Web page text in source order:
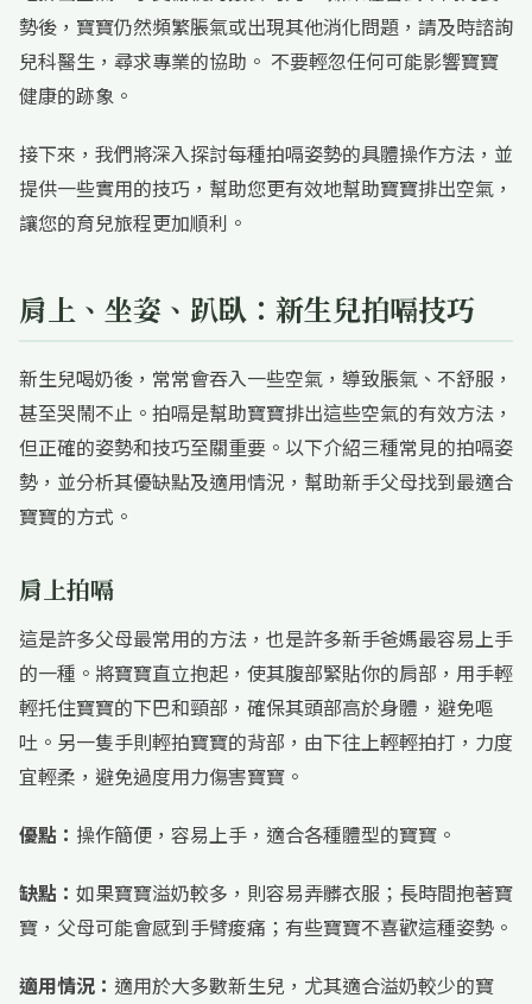
勢後，寶寶仍然頻繁脹氣或出現其他消化問題，請及時諮詢
兒科醫生，尋求專業的協助。 不要輕忽任何可能影響寶寶
健康的跡象。
接下來，我們將深入探討每種拍嗝姿勢的具體操作方法，並
提供一些實用的技巧，幫助您更有效地幫助寶寶排出空氣，
讓您的育兒旅程更加順利。
肩上、坐姿、趴臥：新生兒拍嗝技巧
新生兒喝奶後，常常會吞入一些空氣，導致脹氣、不舒服，
甚至哭鬧不止。拍嗝是幫助寶寶排出這些空氣的有效方法，
但正確的姿勢和技巧至關重要。以下介紹三種常見的拍嗝姿
勢，並分析其優缺點及適用情況，幫助新手父母找到最適合
寶寶的方式。
肩上拍嗝
這是許多父母最常用的方法，也是許多新手爸媽最容易上手
的一種。將寶寶直立抱起，使其腹部緊貼你的肩部，用手輕
輕托住寶寶的下巴和頸部，確保其頭部高於身體，避免嘔
吐。另一隻手則輕拍寶寶的背部，由下往上輕輕拍打，力度
宜輕柔，避免過度用力傷害寶寶。
優點： 操作簡便，容易上手，適合各種體型的寶寶。
缺點： 如果寶寶溢奶較多，則容易弄髒衣服；長時間抱著寶
寶，父母可能會感到手臂痠痛；有些寶寶不喜歡這種姿勢。
適用情況： 適用於大多數新生兒，尤其適合溢奶較少的寶